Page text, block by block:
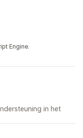
Engine.
in het